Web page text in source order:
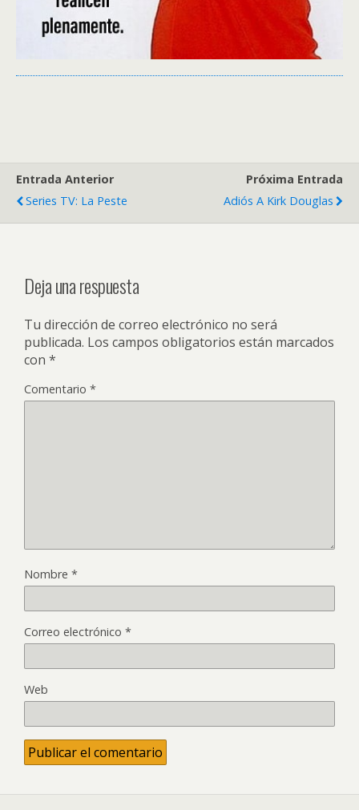
Entrada Anterior
Series TV: La Peste
Próxima Entrada
Adiós A Kirk Douglas
Deja una respuesta
Tu dirección de correo electrónico no será
publicada. Los campos obligatorios están marcados
con *
Comentario *
Nombre *
Correo electrónico *
Web